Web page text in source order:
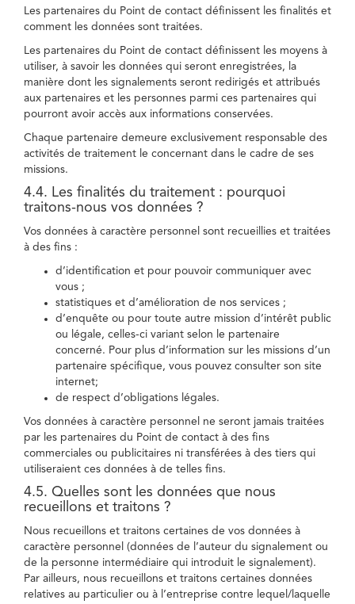
Les partenaires du Point de contact définissent les finalités et
comment les données sont traitées.
Les partenaires du Point de contact définissent les moyens à
utiliser, à savoir les données qui seront enregistrées, la
manière dont les signalements seront redirigés et attribués
aux partenaires et les personnes parmi ces partenaires qui
pourront avoir accès aux informations conservées.
Chaque partenaire demeure exclusivement responsable des
activités de traitement le concernant dans le cadre de ses
missions.
4.4. Les finalités du traitement : pourquoi
traitons-nous vos données ?
Vos données à caractère personnel sont recueillies et traitées
à des fins :
d’identification et pour pouvoir communiquer avec
vous ;
statistiques et d’amélioration de nos services ;
d’enquête ou pour toute autre mission d’intérêt public
ou légale, celles-ci variant selon le partenaire
concerné. Pour plus d’information sur les missions d’un
partenaire spécifique, vous pouvez consulter son site
internet;
de respect d’obligations légales.
Vos données à caractère personnel ne seront jamais traitées
par les partenaires du Point de contact à des fins
commerciales ou publicitaires ni transférées à des tiers qui
utiliseraient ces données à de telles fins.
4.5. Quelles sont les données que nous
recueillons et traitons ?
Nous recueillons et traitons certaines de vos données à
caractère personnel (données de l’auteur du signalement ou
de la personne intermédiaire qui introduit le signalement).
Par ailleurs, nous recueillons et traitons certaines données
relatives au particulier ou à l’entreprise contre lequel/laquelle